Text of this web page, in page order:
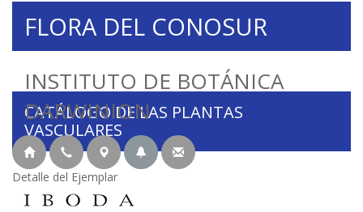
INSTITUTO DE BOTÁNICA
DARWINION
FLORA DEL CONOSUR
CATÁLOGO DE LAS PLANTAS
VASCULARES
Detalle del Ejemplar